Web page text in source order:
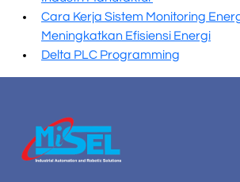
Cara Kerja Sistem Monitoring
Meningkatkan Efisiensi Energi
Delta PLC Programming